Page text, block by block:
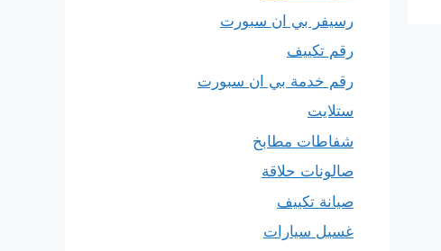
رسيفر بي ان سبورت
رقم تكييف
رقم خدمة بي ان سبورت
ستلايت
شفاطات مطابخ
صالونات حلاقة
صيانة تكييف
غسيل سيارات